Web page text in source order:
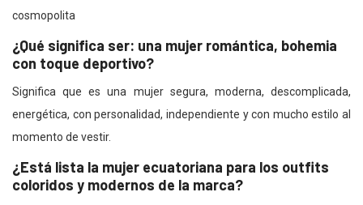
cosmopolita
¿Qué significa ser: una mujer romántica, bohemia
con toque deportivo?
Significa que es una mujer segura, moderna, descomplicada,
energética, con personalidad, independiente y con mucho estilo al
momento de vestir.
¿Está lista la mujer ecuatoriana para los outfits
coloridos y modernos de la marca?